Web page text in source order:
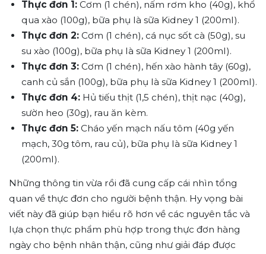
Thực đơn 1: Cơm (1 chén), nấm rơm kho (40g), khổ
qua xào (100g), bữa phụ là sữa Kidney 1 (200ml).
Thực đơn 2: Cơm (1 chén), cá nục sốt cà (50g), su
su xào (100g), bữa phụ là sữa Kidney 1 (200ml).
Thực đơn 3: Cơm (1 chén), hến xào hành tây (60g),
canh củ sắn (100g), bữa phụ là sữa Kidney 1 (200ml).
Thực đơn 4: Hủ tiếu thịt (1,5 chén), thịt nạc (40g),
sườn heo (30g), rau ăn kèm.
Thực đơn 5: Cháo yến mạch nấu tôm (40g yến
mạch, 30g tôm, rau củ), bữa phụ là sữa Kidney 1
(200ml).
Những thông tin vừa rồi đã cung cấp cái nhìn tổng
quan về thực đơn cho người bệnh thận. Hy vọng bài
viết này đã giúp bạn hiểu rõ hơn về các nguyên tắc và
lựa chọn thực phẩm phù hợp trong thực đơn hàng
ngày cho bệnh nhân thận, cũng như giải đáp được